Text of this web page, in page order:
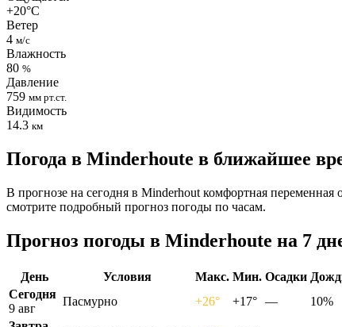
+20°C
Ветер
4 м/с
Влажность
80 %
Давление
759 мм рт.ст.
Видимость
14.3 км
Погода в Minderhoutе в ближайшее
В прогнозе на сегодня в Minderhout комфортная
смотрите подробный прогноз погоды по часам.
Прогноз погоды в Minderhoutе на 7
День Условия Макс. Мин. Осадки
Сегодня
9 авг
Пасмурно +26° +17° —
10%